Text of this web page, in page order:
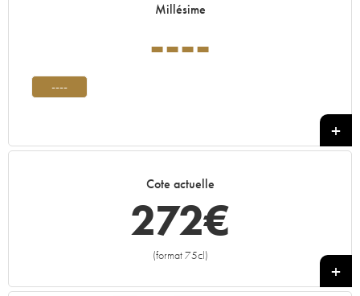
Millésime
----
----
Cote actuelle
272€
(format 75cl)
+